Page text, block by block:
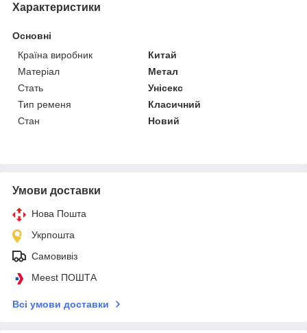
Характеристики
Основні
Країна виробник
Китай
Матеріал
Метал
Стать
Унісекс
Тип ременя
Класичний
Стан
Новий
Умови доставки
Нова Пошта
Укрпошта
Самовивіз
Meest ПОШТА
Всі умови доставки